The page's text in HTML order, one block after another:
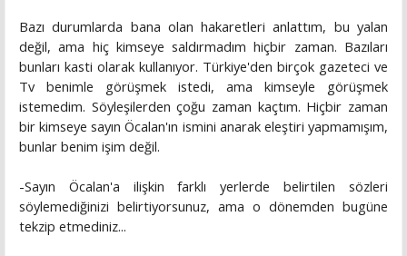
Bazı durumlarda bana olan hakaretleri anlattım, bu yalan
değil, ama hiç kimseye saldırmadım hiçbir zaman. Bazıları
bunları kasti olarak kullanıyor. Türkiye'den birçok gazeteci ve
Tv benimle görüşmek istedi, ama kimseyle görüşmek
istemedim. Söyleşilerden çoğu zaman kaçtım. Hiçbir zaman
bir kimseye sayın Öcalan'ın ismini anarak eleştiri yapmamışım,
bunlar benim işim değil.
-Sayın Öcalan'a ilişkin farklı yerlerde belirtilen sözleri
söylemediğinizi belirtiyorsunuz, ama o dönemden bugüne
tekzip etmediniz...